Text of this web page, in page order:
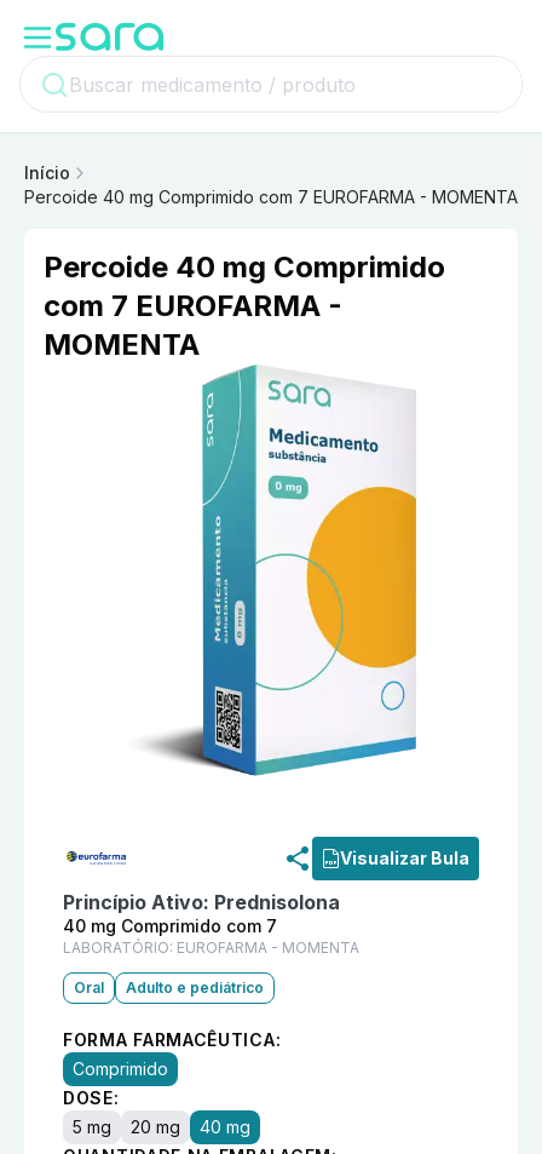
Início
Percoide 40 mg Comprimido com 7 EUROFARMA - MOMENTA
Percoide 40 mg Comprimido
com 7 EUROFARMA -
MOMENTA
Visualizar Bula
Princípio Ativo: Prednisolona
40 mg Comprimido com 7
LABORATÓRIO: EUROFARMA - MOMENTA
Oral Adulto e pediátrico
FORMA FARMACÊUTICA:
Comprimido
DOSE:
5 mg
20 mg
40 mg